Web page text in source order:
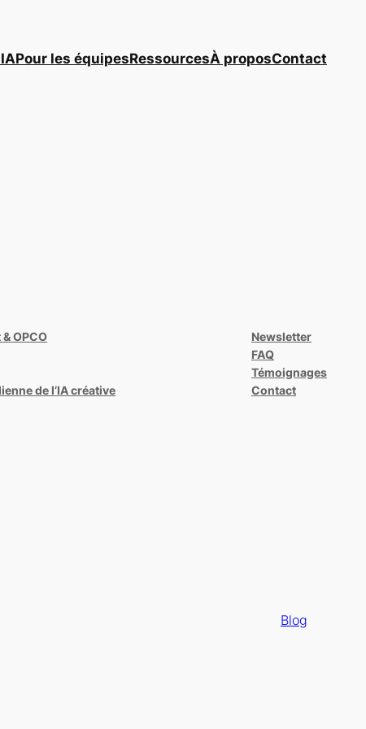
Pour les équipesRessourcesÀ proposContact
OPCO
de l’IA créative
Newsletter
FAQ
Témoignages
Contact
Blog